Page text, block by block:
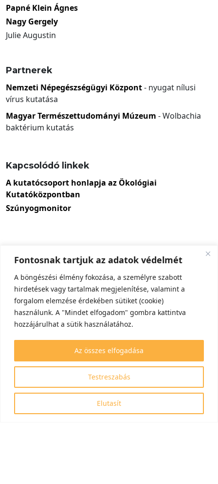
Fontosnak tartjuk az adatok védelmét
A böngészési élmény fokozása, a személyre szabott
hirdetések vagy tartalmak megjelenítése, valamint a
forgalom elemzése érdekében sütiket (cookie)
használunk. A "Mindet elfogadom" gombra kattintva
hozzájárulhat a sütik használatához.
Testreszabás
Elutasít
Az összes elfogadása
Papné Klein Ágnes
Nagy Gergely
Julie Augustin
Partnerek
Nemzeti Népegészségügyi Központ- nyugat nílusi
vírus kutatása
Magyar Természettudományi Múzeum - Wolbachia
baktérium kutatás
Kapcsolódó linkek
A kutatócsoport honlapja az Ökológiai
Kutatóközpontban
Szúnyogmonitor